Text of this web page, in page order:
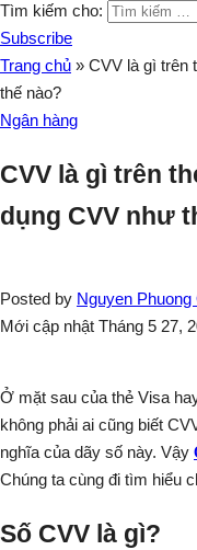
Tìm kiếm cho:
Subscribe
Trang chủ » CVV là gì trên
thế nào?
Ngân hàng
CVV là gì trên
dụng CVV như
Posted by Nguyen Phuong
Mới cập nhật Tháng 5 27,
Ở mặt sau của thẻ Visa
không phải ai cũng biết
nghĩa của dãy số này. Vậy
Chúng ta cùng đi tìm hiểu
Số CVV là gì?